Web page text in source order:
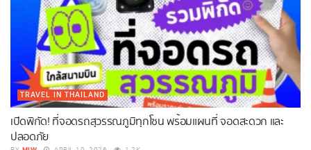
TRAVEL IN THAILAND
เปิดพิกัด! ที่จอดรถสุวรรณภูมิทุกโซน พร้อมแผนที่ จอดสะดวก และ
ปลอดภัย